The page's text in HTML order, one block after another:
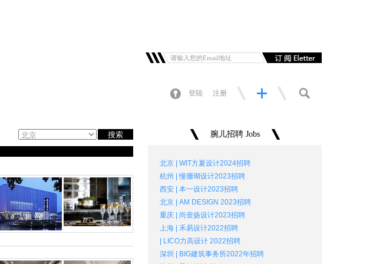
登陆 注册
搜索 腕儿招聘 Jobs
北京 | WIT方夏设计2024招聘
杭州 | 慢珊瑚设计2023招聘
西安 | 本一设计2023招聘
北京 | AM DESIGN 2023招聘
重庆 | 尚壹扬设计2023招聘
上海 | 禾易设计2022招聘
| LICO力高设计 2022招聘
深圳 | BIG建筑事务所2022年招聘